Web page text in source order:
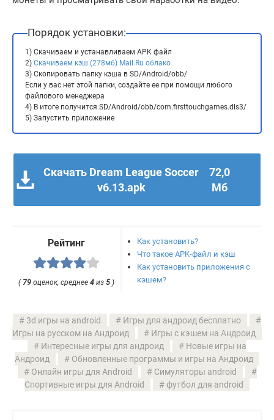
Порядок установки:
1) Скачиваем и устанавливаем APK файл
2) Скачиваем кэш (278мб) Mail.Ru облако
3) Скопировать папку кэша в SD/Android/obb/
Если у вас нет этой папки, создайте ее при помощи любого
файлового менеджера
4) В итоге получится SD/Android/obb/com.firsttouchgames.dls3/
5) Запустить приложение
Скачать Dream League Soccer
v6.13.apk
72,0
Мб
Рейтинг
( 79 оценок, среднее4 из5 )
Как установить?
Что такое APK-файл и кэш
Как установить приложения с
кэшем?
3d игры на android
Игры для андроид бесплатно
Игры на русском на Андроид
Игры с кэшем на Андроид
Интересные игры для андроид
Новые игры на
Андроид
Обновленные программы и игры на Андроид
Онлайн игры для Android
Симуляторы android
Спортивные игры для Android
футбол для android